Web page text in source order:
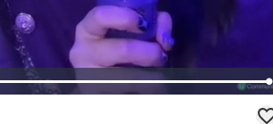
Loaded:
100.00%